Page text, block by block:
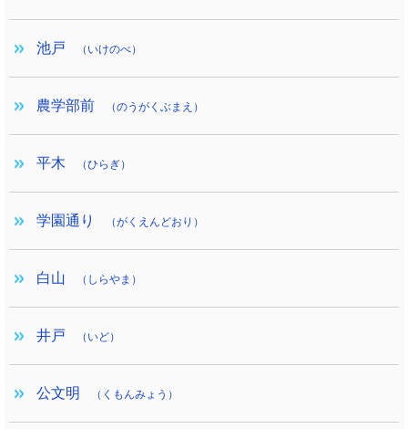
池戸 （いけのべ）
農学部前 （のうがくぶまえ）
平木 （ひらぎ）
学園通り （がくえんどおり）
白山 （しらやま）
井戸 （いど）
公文明 （くもんみょう）